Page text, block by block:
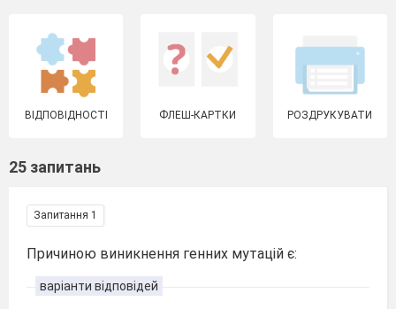
ВІДПОВІДНОСТІ ФЛЕШ-КАРТКИ РОЗДРУКУВАТИ
25 запитань
Запитання 1
Причиною виникнення генних мутацій є:
варіанти відповідей